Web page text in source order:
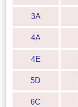
3A
4A
4E
5D
6C